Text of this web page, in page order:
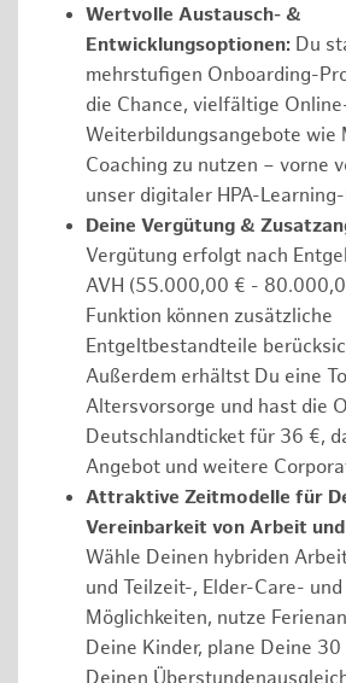
Wertvolle Austausch- &
Entwicklungsoptionen: Du
mehrstufigen Onboarding-
die Chance, vielfältige
Weiterbildungsangebote wie
Coaching zu nutzen – vorne
unser digitaler HPA-
Deine Vergütung &
Vergütung erfolgt nach
AVH (55.000,00 € -
Funktion können zusätzliche
Entgeltbestandteile
Außerdem erhältst Du eine
Altersvorsorge und hast die
Deutschlandticket für 36 €,
Angebot und weitere
Attraktive Zeitmodelle für
Vereinbarkeit von Arbeit
Wähle Deinen hybriden
und Teilzeit-, Elder-Care-
Möglichkeiten, nutze
Deine Kinder, plane Deine 30
Deinen